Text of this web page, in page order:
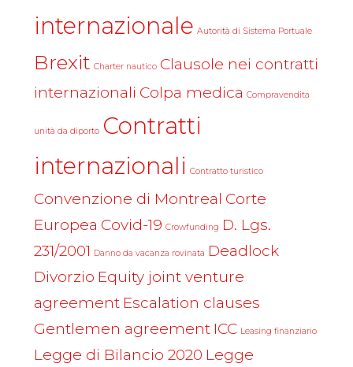
internazionale Autorità di Sistema Portuale
Brexit Charter nautico Clausole nei contratti
internazionali Colpa medica Compravendita
unità da diporto Contratti
internazionali Contratto turistico
Convenzione di Montreal Corte
Europea Covid-19 Crowfunding D. Lgs.
231/2001 Danno da vacanza rovinata Deadlock
Divorzio Equity joint venture
agreement Escalation clauses
Gentlemen agreement ICC Leasing finanziario
Legge di Bilancio 2020 Legge